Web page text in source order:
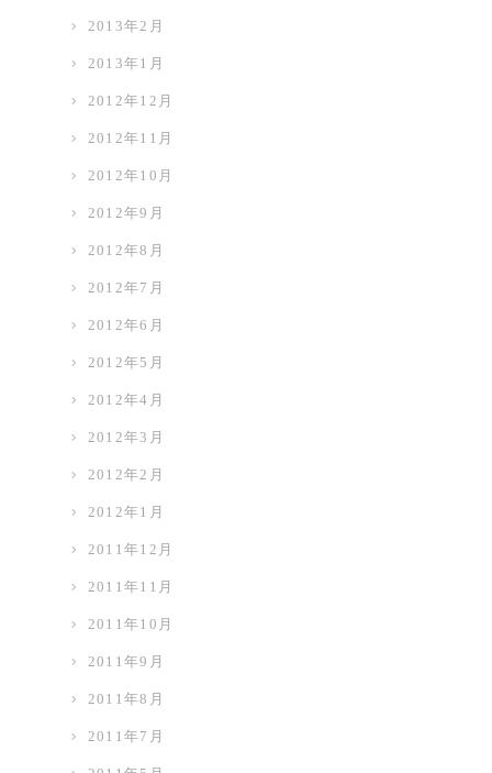
2013年2月
2013年1月
2012年12月
2012年11月
2012年10月
2012年9月
2012年8月
2012年7月
2012年6月
2012年5月
2012年4月
2012年3月
2012年2月
2012年1月
2011年12月
2011年11月
2011年10月
2011年9月
2011年8月
2011年7月